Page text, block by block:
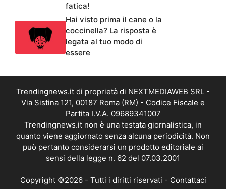
fatica!
Hai visto prima il cane o la
coccinella? La risposta è
legata al tuo modo di
essere
Trendingnews.it di proprietà di NEXTMEDIAWEB SRL -
Via Sistina 121, 00187 Roma (RM) - Codice Fiscale e
Partita I.V.A. 09689341007
Trendingnews.it non è una testata giornalistica, in
quanto viene aggiornato senza alcuna periodicità. Non
può pertanto considerarsi un prodotto editoriale ai
sensi della legge n. 62 del 07.03.2001
Copyright ©2026 - Tutti i diritti riservati - Contattaci